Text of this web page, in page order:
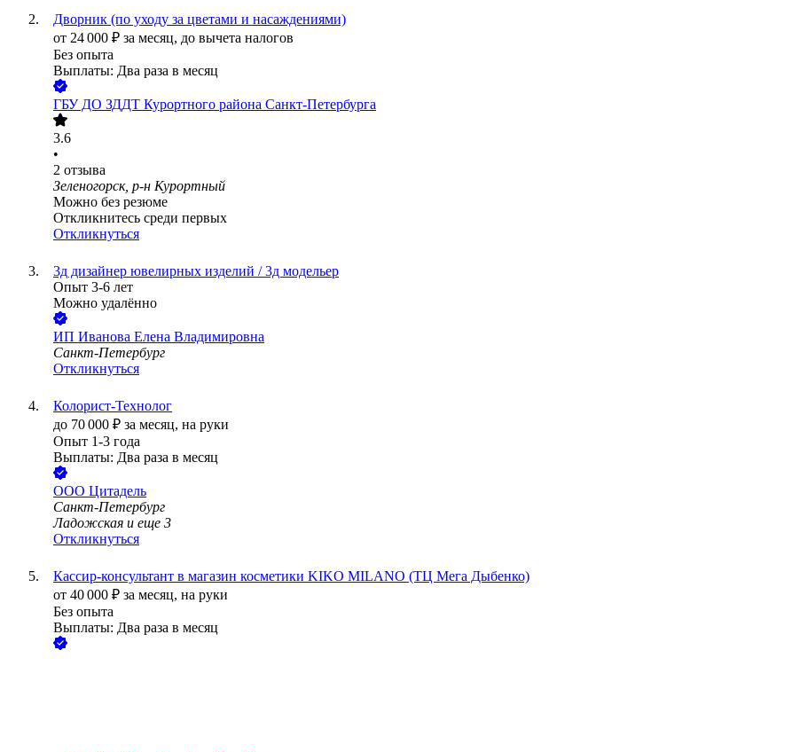
Дворник (по уходу за цветами и насаждениями)
от 24 000 ₽ за месяц, до вычета налогов
Без опыта
Выплаты: Два раза в месяц
ГБУ ДО ЗДДТ Курортного района Санкт-Петербурга
3.6
•
2 отзыва
Зеленогорск, р-н Курортный
Можно без резюме
Откликнитесь среди первых
Откликнуться
3д дизайнер ювелирных изделий / 3д модельер
Опыт 3-6 лет
Можно удалённо
ИП Иванова Елена Владимировна
Санкт-Петербург
Откликнуться
Колорист-Технолог
до 70 000 ₽ за месяц, на руки
Опыт 1-3 года
Выплаты: Два раза в месяц
ООО Цитадель
Санкт-Петербург
Ладожская и еще 3
Откликнуться
Кассир-консультант в магазин косметики KIKO MILANO (ТЦ Мега Дыбенко)
от 40 000 ₽ за месяц, на руки
Без опыта
Выплаты: Два раза в месяц